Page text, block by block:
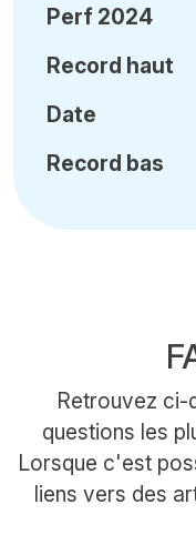
Perf 2024
Record haut
Date
Record bas
Retrouvez ci-
questions les
Lorsque c'est
liens vers des